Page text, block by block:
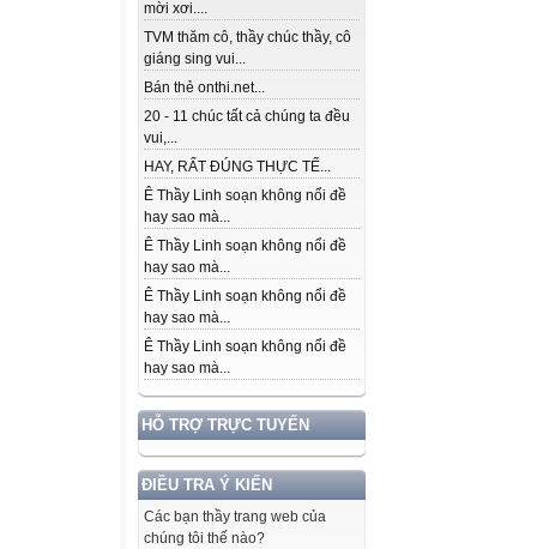
mời xơi....
TVM thăm cô, thầy chúc thầy, cô
giáng sing vui...
Bán thẻ onthi.net...
20 - 11 chúc tất cả chúng ta đều
vui,...
HAY, RẤT ĐÚNG THỰC TẾ...
Ê Thầy Linh soạn không nổi đề
hay sao mà...
Ê Thầy Linh soạn không nổi đề
hay sao mà...
Ê Thầy Linh soạn không nổi đề
hay sao mà...
Ê Thầy Linh soạn không nổi đề
hay sao mà...
HỖ TRỢ TRỰC TUYẾN
ĐIỀU TRA Ý KIẾN
Các bạn thầy trang web của
chúng tôi thế nào?